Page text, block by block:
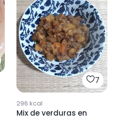
7
296 kcal
Mix de verduras en